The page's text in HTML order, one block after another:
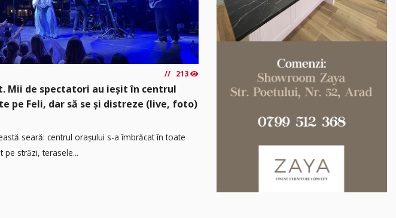
213
Mii de spectatori au ieșit în centrul
pe Feli, dar să se și distreze (live, foto)
seară: centrul orașului s-a îmbrăcat în toate
pe străzi, terasele...